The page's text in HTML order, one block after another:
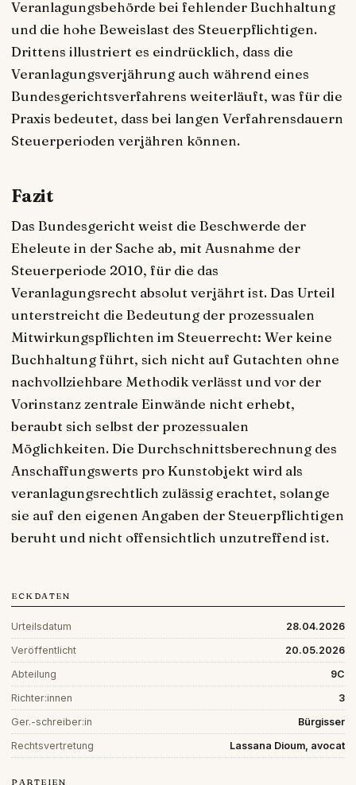
Veranlagungsbehörde bei fehlender Buchhaltung
und die hohe Beweislast des Steuerpflichtigen.
Drittens illustriert es eindrücklich, dass die
Veranlagungsverjährung auch während eines
Bundesgerichtsverfahrens weiterläuft, was für die
Praxis bedeutet, dass bei langen Verfahrensdauern
Steuerperioden verjähren können.
Fazit
Das Bundesgericht weist die Beschwerde der
Eheleute in der Sache ab, mit Ausnahme der
Steuerperiode 2010, für die das
Veranlagungsrecht absolut verjährt ist. Das Urteil
unterstreicht die Bedeutung der prozessualen
Mitwirkungspflichten im Steuerrecht: Wer keine
Buchhaltung führt, sich nicht auf Gutachten ohne
nachvollziehbare Methodik verlässt und vor der
Vorinstanz zentrale Einwände nicht erhebt,
beraubt sich selbst der prozessualen
Möglichkeiten. Die Durchschnittsberechnung des
Anschaffungswerts pro Kunstobjekt wird als
veranlagungsrechtlich zulässig erachtet, solange
sie auf den eigenen Angaben der Steuerpflichtigen
beruht und nicht offensichtlich unzutreffend ist.
ECKDATEN
Urteilsdatum
28.04.2026
Veröffentlicht
20.05.2026
Abteilung
9C
Richter:innen
3
Ger.-schreiber:in
Bürgisser
Rechtsvertretung
Lassana Dioum, avocat
PARTEIEN